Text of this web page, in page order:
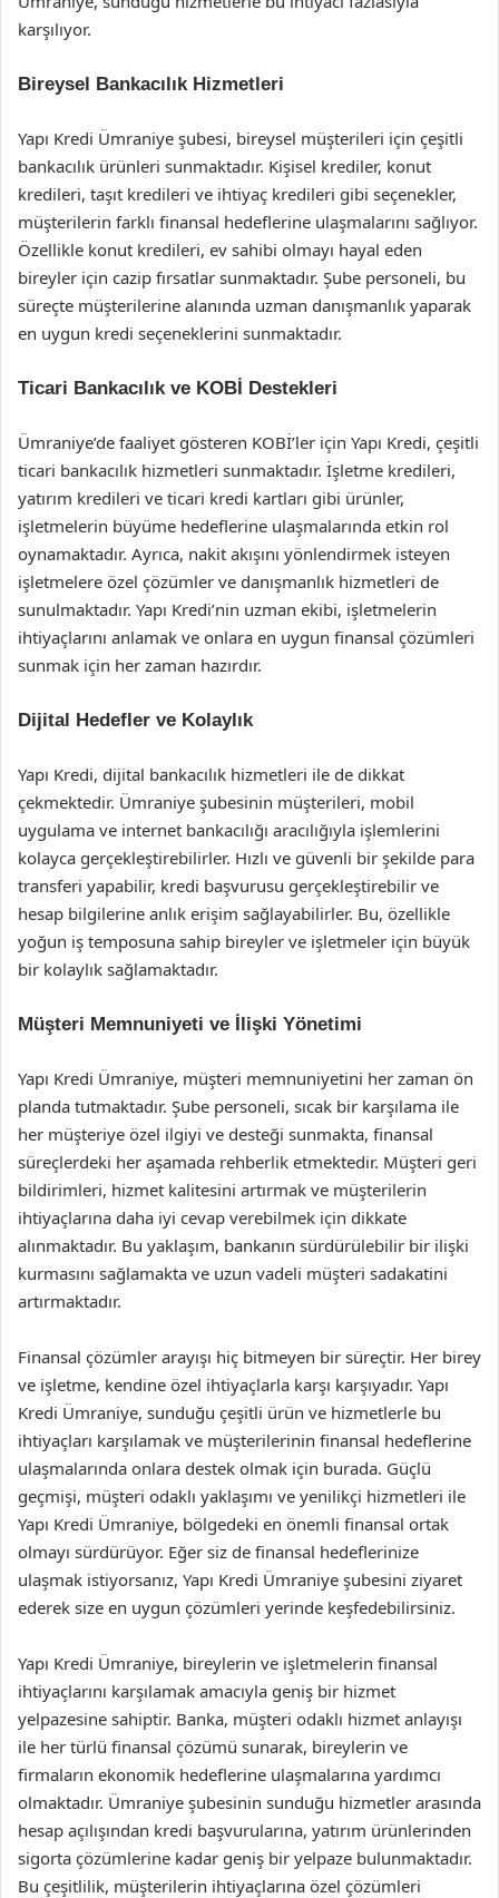
karşılıyor.
Bireysel Bankacılık Hizmetleri
Yapı Kredi Ümraniye şubesi, bireysel müşterileri için çeşitli
bankacılık ürünleri sunmaktadır. Kişisel krediler, konut
kredileri, taşıt kredileri ve ihtiyaç kredileri gibi seçenekler,
müşterilerin farklı finansal hedeflerine ulaşmalarını sağlıyor.
Özellikle konut kredileri, ev sahibi olmayı hayal eden
bireyler için cazip fırsatlar sunmaktadır. Şube personeli, bu
süreçte müşterilerine alanında uzman danışmanlık yaparak
en uygun kredi seçeneklerini sunmaktadır.
Ticari Bankacılık ve KOBİ Destekleri
Ümraniye’de faaliyet gösteren KOBİ’ler için Yapı Kredi, çeşitli
ticari bankacılık hizmetleri sunmaktadır. İşletme kredileri,
yatırım kredileri ve ticari kredi kartları gibi ürünler,
işletmelerin büyüme hedeflerine ulaşmalarında etkin rol
oynamaktadır. Ayrıca, nakit akışını yönlendirmek isteyen
işletmelere özel çözümler ve danışmanlık hizmetleri de
sunulmaktadır. Yapı Kredi’nin uzman ekibi, işletmelerin
ihtiyaçlarını anlamak ve onlara en uygun finansal çözümleri
sunmak için her zaman hazırdır.
Dijital Hedefler ve Kolaylık
Yapı Kredi, dijital bankacılık hizmetleri ile de dikkat
çekmektedir. Ümraniye şubesinin müşterileri, mobil
uygulama ve internet bankacılığı aracılığıyla işlemlerini
kolayca gerçekleştirebilirler. Hızlı ve güvenli bir şekilde para
transferi yapabilir, kredi başvurusu gerçekleştirebilir ve
hesap bilgilerine anlık erişim sağlayabilirler. Bu, özellikle
yoğun iş temposuna sahip bireyler ve işletmeler için büyük
bir kolaylık sağlamaktadır.
Müşteri Memnuniyeti ve İlişki Yönetimi
Yapı Kredi Ümraniye, müşteri memnuniyetini her zaman ön
planda tutmaktadır. Şube personeli, sıcak bir karşılama ile
her müşteriye özel ilgiyi ve desteği sunmakta, finansal
süreçlerdeki her aşamada rehberlik etmektedir. Müşteri geri
bildirimleri, hizmet kalitesini artırmak ve müşterilerin
ihtiyaçlarına daha iyi cevap verebilmek için dikkate
alınmaktadır. Bu yaklaşım, bankanın sürdürülebilir bir ilişki
kurmasını sağlamakta ve uzun vadeli müşteri sadakatini
artırmaktadır.
Finansal çözümler arayışı hiç bitmeyen bir süreçtir. Her birey
ve işletme, kendine özel ihtiyaçlarla karşı karşıyadır. Yapı
Kredi Ümraniye, sunduğu çeşitli ürün ve hizmetlerle bu
ihtiyaçları karşılamak ve müşterilerinin finansal hedeflerine
ulaşmalarında onlara destek olmak için burada. Güçlü
geçmişi, müşteri odaklı yaklaşımı ve yenilikçi hizmetleri ile
Yapı Kredi Ümraniye, bölgedeki en önemli finansal ortak
olmayı sürdürüyor. Eğer siz de finansal hedeflerinize
ulaşmak istiyorsanız, Yapı Kredi Ümraniye şubesini ziyaret
ederek size en uygun çözümleri yerinde keşfedebilirsiniz.
Yapı Kredi Ümraniye, bireylerin ve işletmelerin finansal
ihtiyaçlarını karşılamak amacıyla geniş bir hizmet
yelpazesine sahiptir. Banka, müşteri odaklı hizmet anlayışı
ile her türlü finansal çözümü sunarak, bireylerin ve
firmaların ekonomik hedeflerine ulaşmalarına yardımcı
olmaktadır. Ümraniye şubesinin sunduğu hizmetler arasında
hesap açılışından kredi başvurularına, yatırım ürünlerinden
sigorta çözümlerine kadar geniş bir yelpaze bulunmaktadır.
Bu çeşitlilik, müşterilerin ihtiyaçlarına özel çözümleri